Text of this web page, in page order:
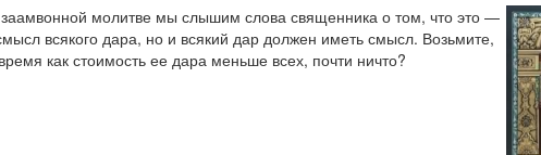
молитве мы слышим слова священника о том, что это —
всякого дара, но и всякий дар должен иметь смысл. Возьмите,
как стоимость ее дара меньше всех, почти ничто?